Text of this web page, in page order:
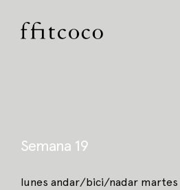
contenido
Semana 19
lunes andar/bici/nadar martes